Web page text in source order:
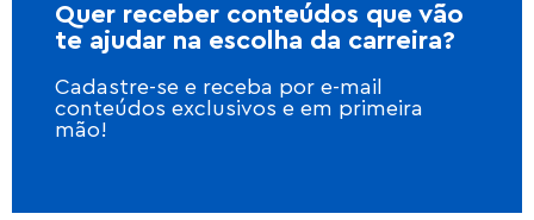
Quer receber conteúdos que vão
te ajudar na escolha da carreira?
Cadastre-se e receba por e-mail
conteúdos exclusivos e em primeira
mão!